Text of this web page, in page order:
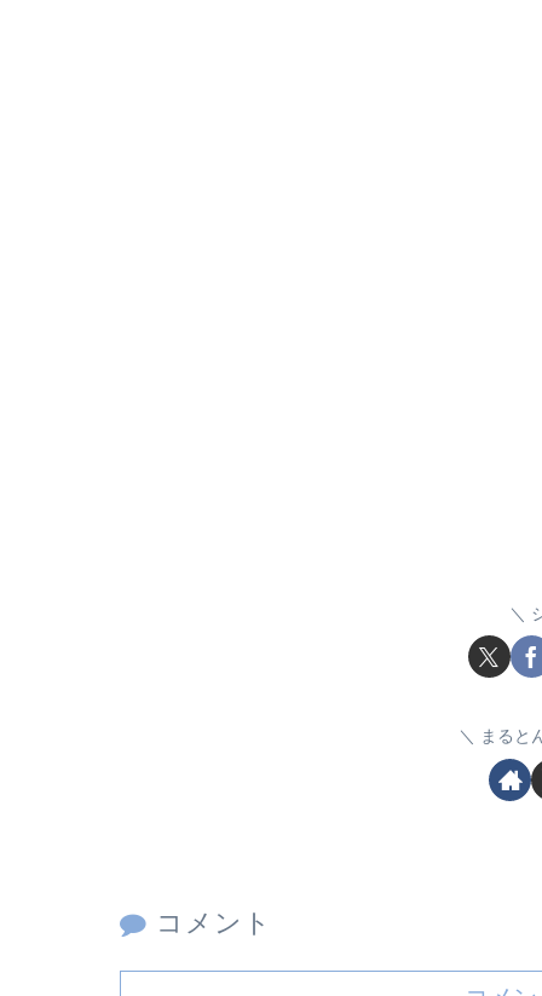
まると
コメント